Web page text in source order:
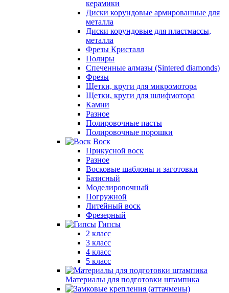
керамики
Диски корундовые армированные для
металла
Диски корундовые для пластмассы,
металла
Фрезы Кристалл
Полиры
Спеченные алмазы (Sintered diamonds)
Фрезы
Щетки, круги для микромотора
Щетки, круги для шлифмотора
Камни
Разное
Полировочные пасты
Полировочные порошки
Воск
Прикусной воск
Разное
Восковые шаблоны и заготовки
Базисный
Моделировочный
Погружной
Литейный воск
Фрезерный
Гипсы
2 класс
3 класс
4 класс
5 класс
Материалы для подготовки штампика